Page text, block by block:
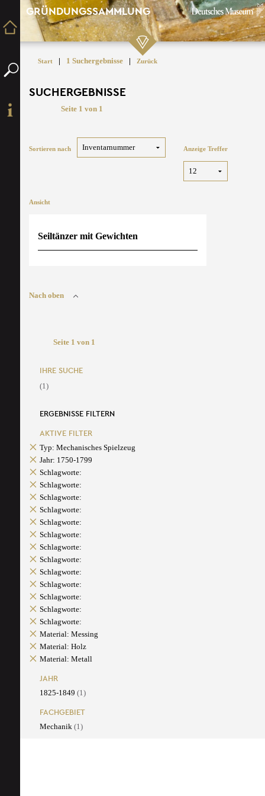
GRÜNDUNGSSAMMLUNG
Start | 1 Suchergebnisse | Zurück
SUCHERGEBNISSE
Seite 1 von 1
Sortieren nach Anzeige Treffer
Ansicht
Seiltänzer mit Gewichten
Nach oben
Seite 1 von 1
IHRE SUCHE
(1)
ERGEBNISSE FILTERN
AKTIVE FILTER
Typ: Mechanisches Spielzeug
Jahr: 1750-1799
Schlagworte:
Schlagworte:
Schlagworte:
Schlagworte:
Schlagworte:
Schlagworte:
Schlagworte:
Schlagworte:
Schlagworte:
Schlagworte:
Schlagworte:
Schlagworte:
Schlagworte:
Material: Messing
Material: Holz
Material: Metall
JAHR
1825-1849 (1)
FACHGEBIET
Mechanik (1)